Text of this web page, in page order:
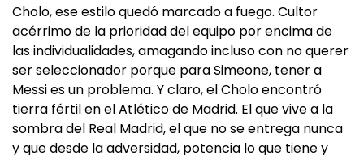
Cholo, ese estilo quedó marcado a fuego. Cultor
acérrimo de la prioridad del equipo por encima de
las individualidades, amagando incluso con no querer
ser seleccionador porque para Simeone, tener a
Messi es un problema. Y claro, el Cholo encontró
tierra fértil en el Atlético de Madrid. El que vive a la
sombra del Real Madrid, el que no se entrega nunca
y que desde la adversidad, potencia lo que tiene y